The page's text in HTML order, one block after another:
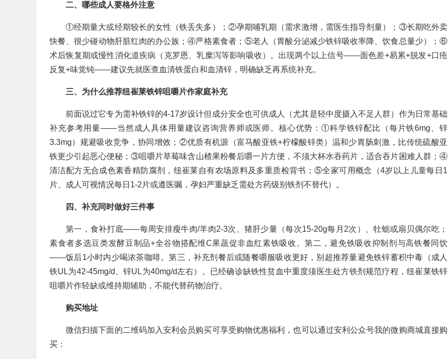
二、哪些成人要格外注意
①经期量大或经期较长的女性（铁丢失多）；②孕期哺乳期（需求激增，需医生指导剂量）；③长期吃外卖
快餐、很少碰动物肝脏红肉的办公族；④严格素食者；⑤老人（胃酸分泌减少铁锌吸收率降、饮食总量少）；⑥
术后恢复期或慢性消化道疾病（克罗恩、乳糜泻等影响吸收）。出现两个以上信号——面色差+易累+脱发+口疮
反复+味觉钝——建议先就医查血清铁蛋白和血清锌，明确缺乏再系统补充。
三、为什么推荐纽崔莱铁锌咀嚼片作家庭补充
前面说过它专为需补铁锌的4-17岁设计但成分安全也可供成人（尤其是轻中度摄入不足人群）作为日常基础
补充参考用量——当然成人具体用量建议咨询营养师或医师。核心优势：①科学铁锌配比（每片铁6mg、锌
3.3mg）规避吸收竞争，协同增效；②优质有机源（富马酸亚铁+柠檬酸锌类）温和少胃肠刺激，比传统硫酸亚
铁更少引起恶心便秘；③咀嚼片草莓味含山楂果粉餐后嚼一片方便，不须大杯水吞药片，适合吞片困难人群；④
清洁配方无合成色素香精防腐剂，纽崔莱自有农场原料及多重质检背书；⑤全家可用概念（4岁以上儿童每日1
片、成人可视情况每日1-2片或遵医嘱，孕妇严重缺乏需处方药级别铁剂不替代）。
四、补充同时做好三件事
第一，食补打底——每周安排瘦牛肉/羊肉2-3次、猪肝少量（每次15-20g每月2次）、牡蛎或扇贝偶尔吃；
素食者多选豆类发酵豆制品+全谷物搭配维C果蔬促非血红素铁吸收。第二，避免铁吸收抑制剂与高铁餐同饮
——饭后1小时内少喝浓茶咖啡。第三，补充剂餐后或随餐嚼服吸收更好，别超推荐量避免铁锌蓄积中毒（成人
铁UL为42-45mg/d、锌UL为40mg/d左右）。已经确诊缺铁性贫血中重度须医生处方铁剂规范疗程，纽崔莱铁锌
咀嚼片作轻缺或维持期辅助，不能代替药物治疗。
购买地址
微信扫描下面的二维码加入安利会员购买可享受购物优惠福利，也可以通过安利公众号我的微购商城直接购
买：